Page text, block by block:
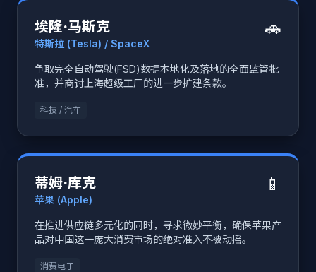
埃隆·马斯克
特斯拉 (Tesla) / SpaceX
🚗
争取完全自动驾驶(FSD)数据本地化及落地的全面监管批
准，并商讨上海超级工厂的进一步扩建条款。
科技 / 汽车
蒂姆·库克
苹果 (Apple)
📱
在推进供应链多元化的同时，寻求微妙平衡，确保苹果产
品对中国这一庞大消费市场的绝对准入不被动摇。
消费电子